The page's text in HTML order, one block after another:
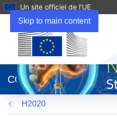
Skip to main content
Un site officiel de l’UE
dans
une
nouvelle
fenêtre)
CORDIS
H2020